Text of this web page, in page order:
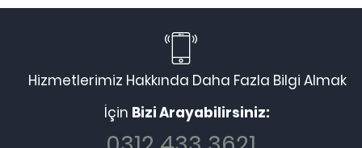
Hizmetlerimiz Hakkında Daha Fazla Bilgi Almak
İçin Bizi Arayabilirsiniz: